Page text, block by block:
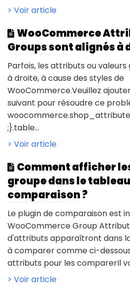
> Voir article
WooCommerce
Groups sont alignés à
Parfois, les attributs ou
à droite, à cause des styles de
WooCommerce.Veuillez
suivant pour résoudre ce
;}.table...
> Voir article
Comment afficher
groupe dans le
comparaison ?
Le plugin de comparaison est
WooCommerce Group
d'attributs apparaîtront dans
à comparer comme ci-
attributs pour les comparerIl
> Voir article